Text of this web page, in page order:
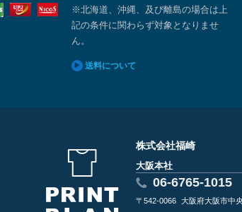
※北海道、沖縄、及び離島の場合は上
記の条件に関わらず対象となりませ
ん。
送料について
株式会社福崎
大阪本社
06-6765-1015
〒542-0066 大阪府大阪市中